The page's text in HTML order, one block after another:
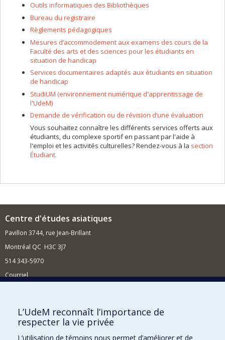
Outils informatiques des Bibliothèques
Bureau du registraire
Règlements pédagogiques
Mesures d’accommodement aux examens des cours de la
Faculté des arts et des sciences pour les étudiants en
situation de handicap
Services documentaires adaptés aux étudiants en situation
de handicap
StudiUM (environnement numérique d'apprentissage de
l'UdeM)
Demande de vérification ou de révision d’une évaluation
Vous souhaitez connaître les différents services offerts aux
étudiants, du complexe sportif en passant par l'aide à
l'emploi et les activités culturelles? Rendez-vous à la section
Étudiant.
Centre d'études asiatiques
Pavillon 3744, rue Jean-Brillant
Montréal QC H3C 3J7
514 343-5970
Courriel
Comment soutenir le Centre ?
BESOIN D'AIDE?
L’UdeM reconnaît l’importance de
respecter la vie privée
L’utilisation de témoins nous permet d’améliorer et de